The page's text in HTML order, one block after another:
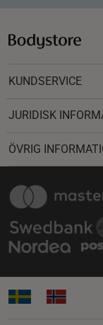
KUNDSERVICE
JURIDISK
ÖVRIG